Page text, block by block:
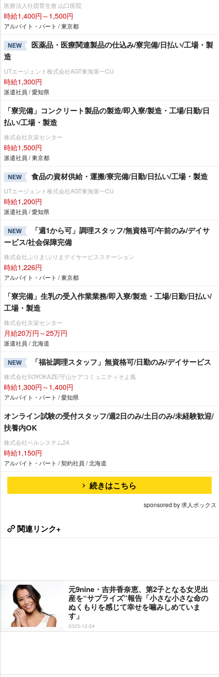
医療法人社団育生會 山口医院
時給1,400円～1,500円
アルバイト・パート / 東京都
NEW
医薬品・医療関連製品の仕込み/寮完備/日払い/工場・製
造
UTエージェント株式会社AGT東海第一CU
時給1,300円
派遣社員 / 愛知県
「寮完備」コンクリート製品の製造/即入寮/製造・工場/日勤/日
払い/工場・製造
株式会社京栄センター
時給1,500円
派遣社員 / 東京都
NEW 食品の資材供給・運搬/寮完備/日勤/日払い/工場・製造
UTエージェント株式会社AGT東海第一CU
時給1,200円
派遣社員 / 愛知県
NEW
「週1から可」調理スタッフ/無資格可/午前のみ/デイサ
ービス/社会保障完備
株式会社ぷりま/ぷりまデイサービスステーション
時給1,226円
アルバイト・パート / 東京都
「寮完備」生乳の受入作業業務/即入寮/製造・工場/日勤/日払い/
工場・製造
株式会社京栄センター
月給20万円～25万円
派遣社員 / 北海道
NEW 「福祉調理スタッフ」無資格可/日勤のみ/デイサービス
株式会社SOYOKAZE/守山ケアコミュニティそよ風
時給1,300円～1,400円
アルバイト・パート / 愛知県
オンライン試験の受付スタッフ/週2日のみ/土日のみ/未経験歓迎/
扶養内OK
株式会社ベルシステム24
時給1,150円
アルバイト・パート / 契約社員 / 北海道
続きはこちら
sponsored by 求人ボックス
関連リンク+
元9nine・吉井香奈恵、第2子となる女児出
産を“サプライズ”報告「小さな小さな命の
ぬくもりを感じて幸せを噛みしめていま
す」
2025-12-24